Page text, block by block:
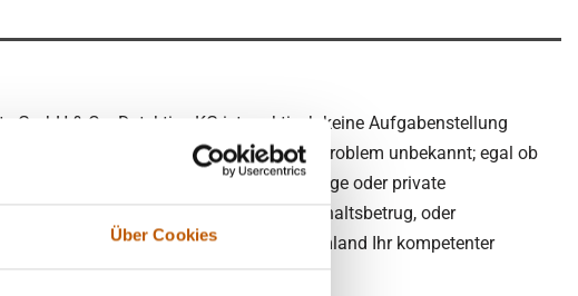
Über Cookies
GmbH & Co. Detektive KG ist praktisch keine Aufgabenstellung
auf den ersten Blick seltsam klingendes Problem unbekannt; egal ob
Wirtschaftsspionage oder private
Untreue in der Ehe / Partnerschaft, Unterhaltsbetrug, oder
sind wir als Detektei in Köthen und Umland Ihr kompetenter